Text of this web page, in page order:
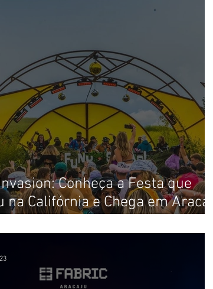
Conheça a Festa que
na Califórnia e Chega em Aracaju